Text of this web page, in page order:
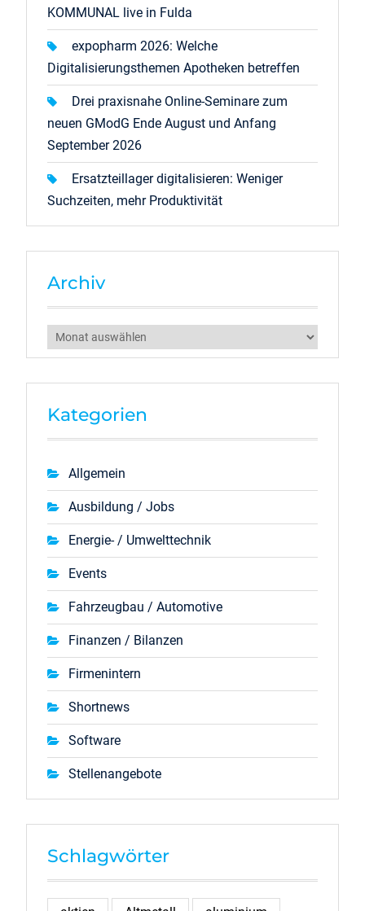
KOMMUNAL live in Fulda
expopharm 2026: Welche
Digitalisierungsthemen Apotheken betreffen
Drei praxisnahe Online-Seminare zum
neuen GModG Ende August und Anfang
September 2026
Ersatzteillager digitalisieren: Weniger
Suchzeiten, mehr Produktivität
Archiv
Archiv
Kategorien
Allgemein
Ausbildung / Jobs
Energie- / Umwelttechnik
Events
Fahrzeugbau / Automotive
Finanzen / Bilanzen
Firmenintern
Shortnews
Software
Stellenangebote
Schlagwörter